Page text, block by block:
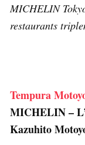
MICHELIN
restaurants
Tempura
MICHELIN –
Kazuhito